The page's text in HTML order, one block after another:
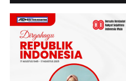
- 80,